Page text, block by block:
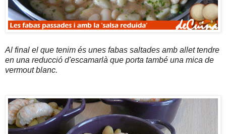
Al final el que tenim és unes fabas saltades amb allet tendre
en una reducció d'escamarlà que porta també una mica de
vermout blanc.